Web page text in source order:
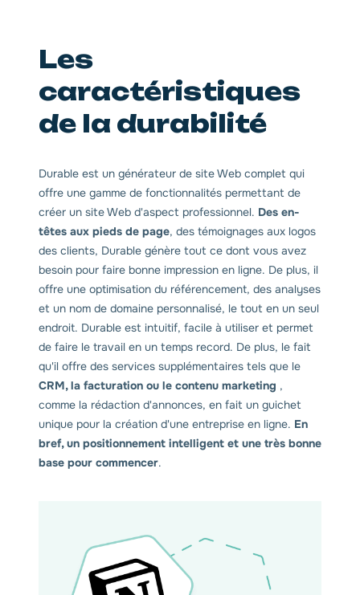
Les
caractéristiques
de la durabilité
Durable est un générateur de site Web complet qui
offre une gamme de fonctionnalités permettant de
créer un site Web d'aspect professionnel. Des en-
têtes aux pieds de page, des témoignages aux logos
des clients, Durable génère tout ce dont vous avez
besoin pour faire bonne impression en ligne. De plus, il
offre une optimisation du référencement, des analyses
et un nom de domaine personnalisé, le tout en un seul
endroit. Durable est intuitif, facile à utiliser et permet
de faire le travail en un temps record. De plus, le fait
qu'il offre des services supplémentaires tels que le
CRM, la facturation ou le contenu marketing ,
comme la rédaction d'annonces, en fait un guichet
unique pour la création d'une entreprise en ligne. En
bref, un positionnement intelligent et une très bonne
base pour commencer.